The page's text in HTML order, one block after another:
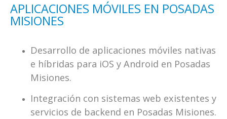
APLICACIONES MÓVILES EN POSADAS
MISIONES
Desarrollo de aplicaciones móviles nativas
e híbridas para iOS y Android en Posadas
Misiones.
Integración con sistemas web existentes y
servicios de backend en Posadas Misiones.